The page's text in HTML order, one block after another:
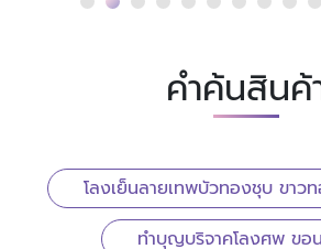
คำค้นสินค้
โลงเย็นลายเทพบัวทองชุบ ขาว
ทำบุญบริจาคโลงศพ ขอ